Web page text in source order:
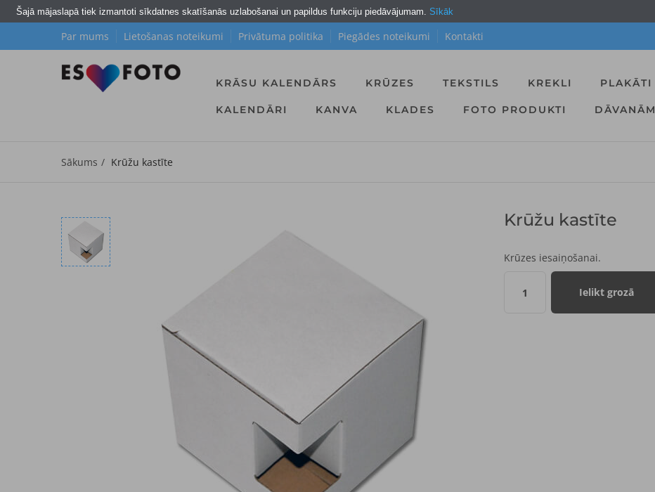
pirmajam pasūtījumam
Par mums Lietošanas noteikumi Privātuma politika Piegādes noteikumi Kontakti
KRĀSU KALENDĀRS KRŪZES TEKSTILS KREKLI PLAKĀTI
KALENDĀRI KANVA KLADES FOTO PRODUKTI DĀVANĀM
Sākums Krūžu kastīte
Krūžu kastīte
Krūzes iesaiņošanai.
1 Ielikt grozā
Šajā mājaslapā tiek izmantoti sīkdatnes skatīšanās uzlabošanai un papildus funkciju piedāvājumam. Sīkāk